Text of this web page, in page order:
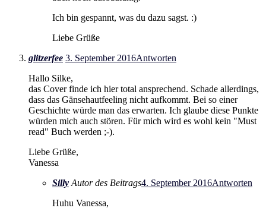
Ich bin gespannt, was du dazu sagst. :)
Liebe Grüße
glitzerfee 3. September 2016Antworten
Hallo Silke,
das Cover finde ich hier total ansprechend. Schade allerdings,
dass das Gänsehautfeeling nicht aufkommt. Bei so einer
Geschichte würde man das erwarten. Ich glaube diese Punkte
würden mich auch stören. Für mich wird es wohl kein "Must
read" Buch werden ;-).
Liebe Grüße,
Vanessa
Silly Autor des Beitrags4. September 2016Antworten
Huhu Vanessa,